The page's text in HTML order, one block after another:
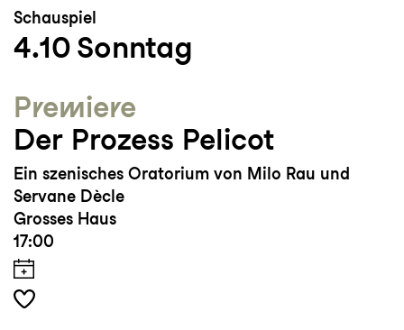
Schauspiel
4.10 Sonntag
Premiere
Der Prozess Pelicot
Ein szenisches Oratorium von Milo Rau und
Servane Dècle
Grosses Haus
17:00